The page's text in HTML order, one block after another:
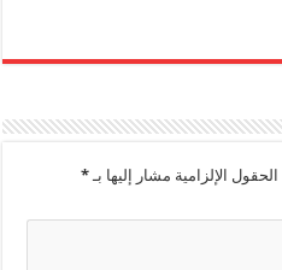
الحقول الإلزامية مشار إليها بـ*